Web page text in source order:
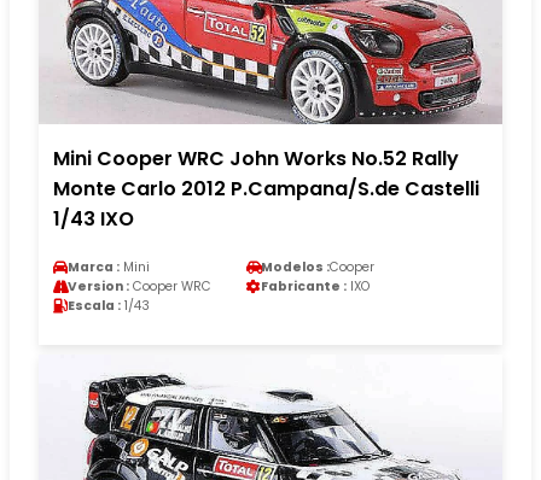
Mini Cooper WRC John Works No.52 Rally
Monte Carlo 2012 P.Campana/S.de Castelli
1/43 IXO
Marca : Mini Modelos :Cooper
Version : Cooper WRC Fabricante : IXO
Escala : 1/43